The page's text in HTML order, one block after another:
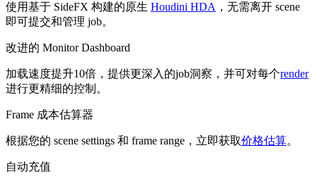
使用基于 SideFX 构建的原生 Houdini HDA ，无需离开 scene
即可提交和管理 job。
改进的 Monitor Dashboard
加载速度提升10倍，提供更深入的job洞察，并可对每个render
进行更精细的控制。
Frame 成本估算器
根据您的 scene settings 和 frame range，立即获取价格估算。
自动充值